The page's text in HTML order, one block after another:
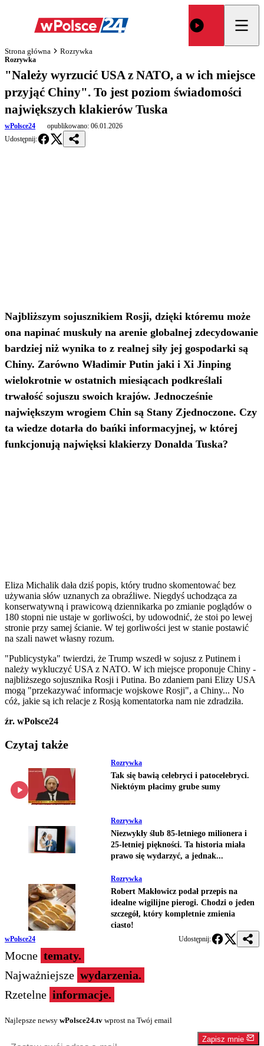
Strona główna Rozrywka
Rozrywka
"Należy wyrzucić USA z NATO, a w ich miejsce
przyjąć Chiny". To jest poziom świadomości
największych klakierów Tuska
wPolsce24 opublikowano: 06.01.2026
Udostępnij:
Najbliższym sojusznikiem Rosji, dzięki któremu może
ona napinać muskuły na arenie globalnej zdecydowanie
bardziej niż wynika to z realnej siły jej gospodarki są
Chiny. Zarówno Władimir Putin jaki i Xi Jinping
wielokrotnie w ostatnich miesiącach podkreślali
trwałość sojuszu swoich krajów. Jednocześnie
największym wrogiem Chin są Stany Zjednoczone. Czy
ta wiedze dotarła do bańki informacyjnej, w której
funkcjonują najwięksi klakierzy Donalda Tuska?
Eliza Michalik dała dziś popis, który trudno skomentować bez
używania słów uznanych za obraźliwe. Niegdyś uchodząca za
konserwatywną i prawicową dziennikarka po zmianie poglądów o
180 stopni nie ustaje w gorliwości, by udowodnić, że stoi po lewej
stronie przy samej ścianie. W tej gorliwości jest w stanie postawić
na szali nawet własny rozum.
"Publicystyka" twierdzi, że Trump wszedł w sojusz z Putinem i
należy wykluczyć USA z NATO. W ich miejsce proponuje Chiny -
najbliższego sojusznika Rosji i Putina. Bo zdaniem pani Elizy USA
mogą "przekazywać informacje wojskowe Rosji", a Chiny... No
cóż, jakie są ich relacje z Rosją komentatorka nam nie zdradziła.
źr. wPolsce24
Czytaj także
Rozrywka
Tak się bawią celebryci i patocelebryci.
Niektóym płacimy grube sumy
Rozrywka
Niezwykły ślub 85-letniego milionera i
25-letniej piękności. Ta historia miała
prawo się wydarzyć, a jednak...
Rozrywka
Robert Makłowicz podał przepis na
idealne wigilijne pierogi. Chodzi o jeden
szczegół, który kompletnie zmienia
ciasto!
wPolsce24 Udostępnij:
Mocne tematy.
Najważniejsze wydarzenia.
Rzetelne informacje.
Najlepsze newsy wPolsce24.tv wprost na Twój email
Zapisz mnie